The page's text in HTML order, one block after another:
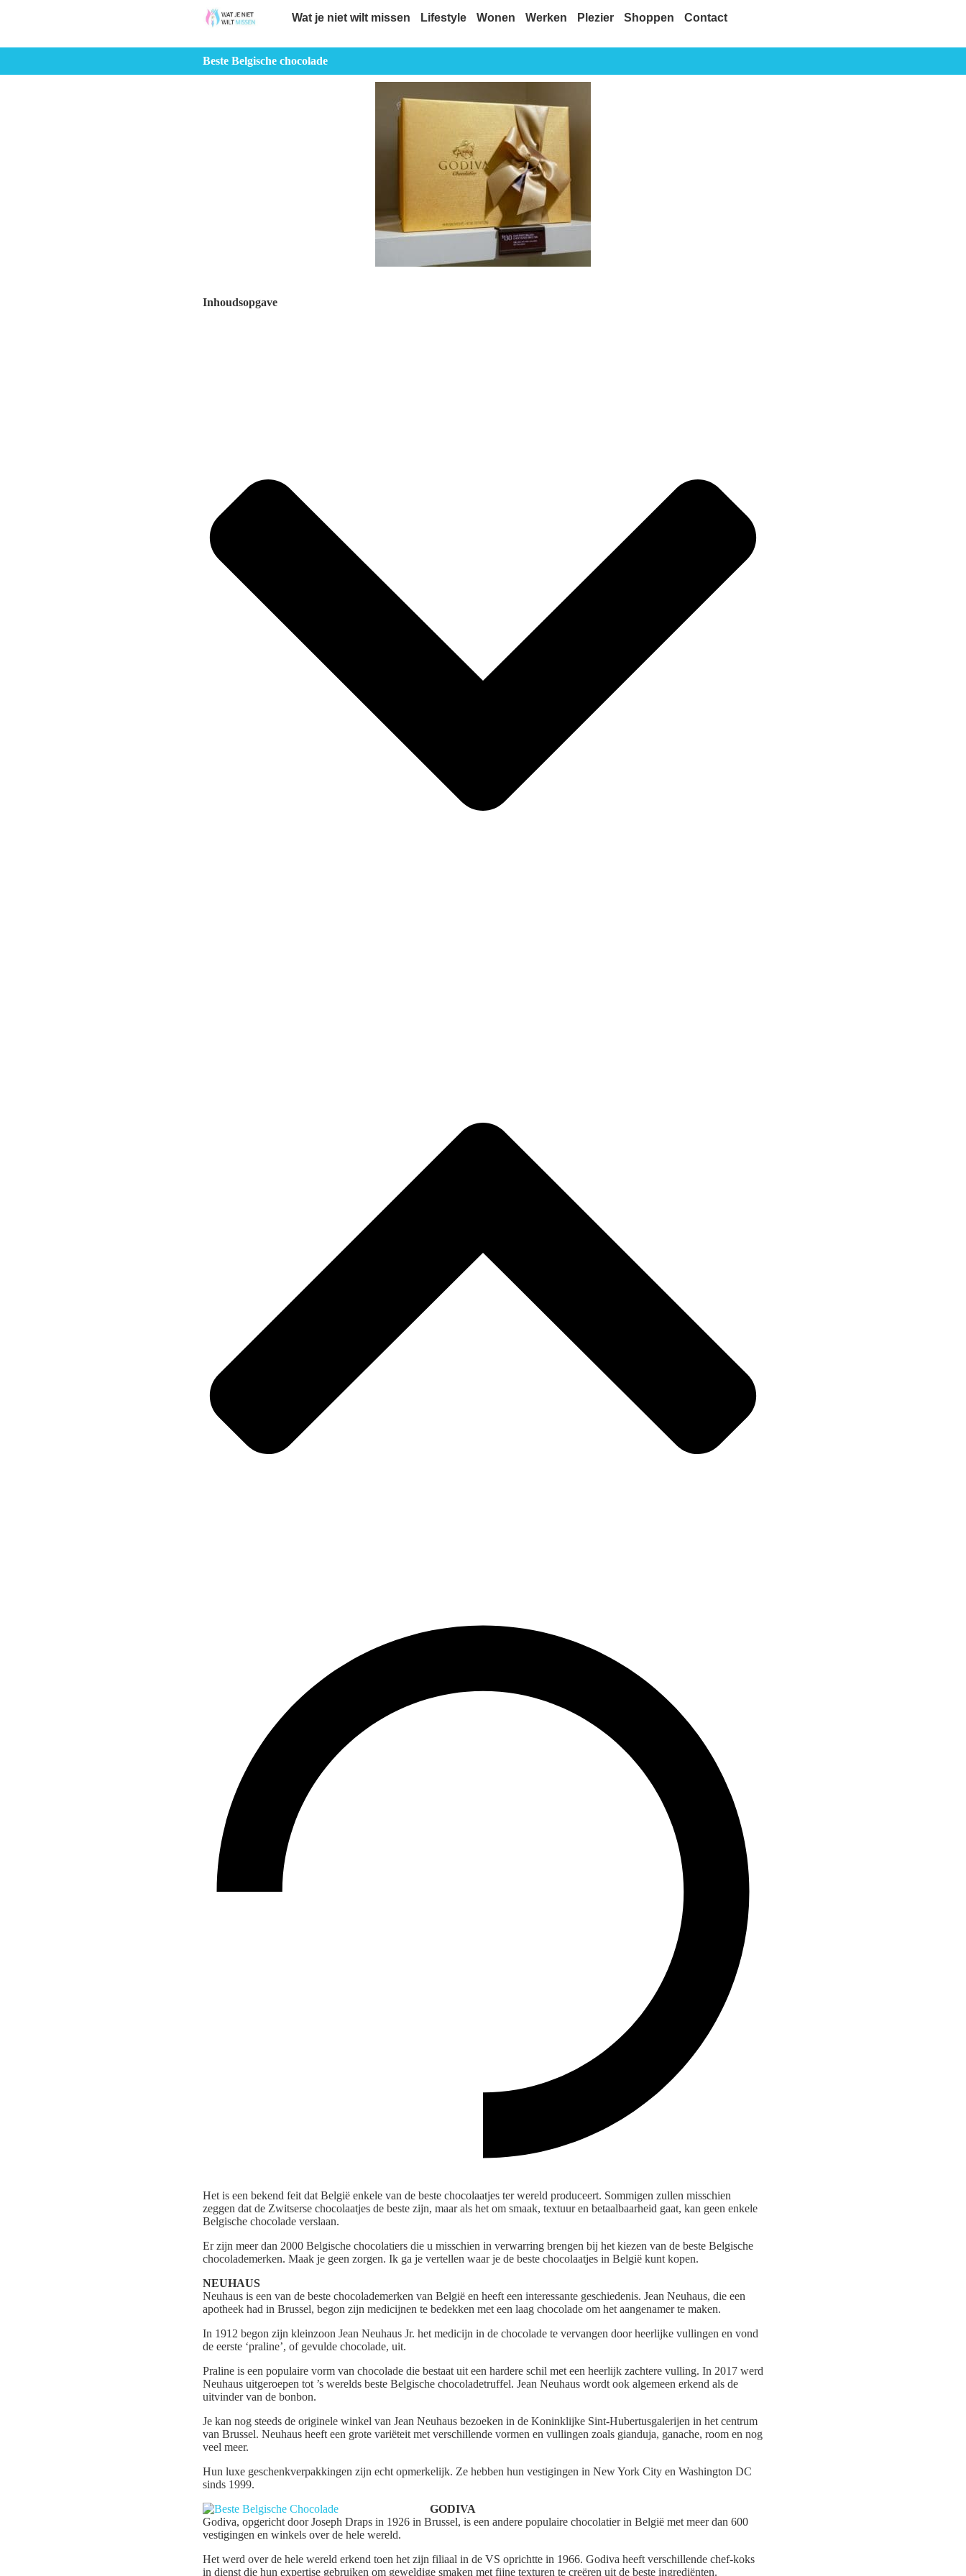
Wat je niet wilt missen Lifestyle Wonen Werken Plezier Shoppen Contact
Beste Belgische chocolade
Inhoudsopgave
Het is een bekend feit dat België enkele van de beste chocolaatjes ter wereld produceert. Sommigen zullen misschien
zeggen dat de Zwitserse chocolaatjes de beste zijn, maar als het om smaak, textuur en betaalbaarheid gaat, kan geen enkele
Belgische chocolade verslaan.
Er zijn meer dan 2000 Belgische chocolatiers die u misschien in verwarring brengen bij het kiezen van de beste Belgische
chocolademerken. Maak je geen zorgen. Ik ga je vertellen waar je de beste chocolaatjes in België kunt kopen.
NEUHAUS
Neuhaus is een van de beste chocolademerken van België en heeft een interessante geschiedenis. Jean Neuhaus, die een
apotheek had in Brussel, begon zijn medicijnen te bedekken met een laag chocolade om het aangenamer te maken.
In 1912 begon zijn kleinzoon Jean Neuhaus Jr. het medicijn in de chocolade te vervangen door heerlijke vullingen en vond
de eerste ‘praline’, of gevulde chocolade, uit.
Praline is een populaire vorm van chocolade die bestaat uit een hardere schil met een heerlijk zachtere vulling. In 2017 werd
Neuhaus uitgeroepen tot ’s werelds beste Belgische chocoladetruffel. Jean Neuhaus wordt ook algemeen erkend als de
uitvinder van de bonbon.
Je kan nog steeds de originele winkel van Jean Neuhaus bezoeken in de Koninklijke Sint-Hubertusgalerijen in het centrum
van Brussel. Neuhaus heeft een grote variëteit met verschillende vormen en vullingen zoals gianduja, ganache, room en nog
veel meer.
Hun luxe geschenkverpakkingen zijn echt opmerkelijk. Ze hebben hun vestigingen in New York City en Washington DC
sinds 1999.
GODIVA
Godiva, opgericht door Joseph Draps in 1926 in Brussel, is een andere populaire chocolatier in België met meer dan 600
vestigingen en winkels over de hele wereld.
Het werd over de hele wereld erkend toen het zijn filiaal in de VS oprichtte in 1966. Godiva heeft verschillende chef-koks
in dienst die hun expertise gebruiken om geweldige smaken met fijne texturen te creëren uit de beste ingrediënten.